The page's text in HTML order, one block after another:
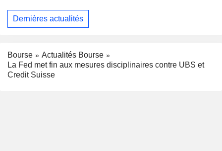
Dernières actualités
Bourse
Actualités Bourse
La Fed met fin aux mesures disciplinaires contre UBS et
Credit Suisse